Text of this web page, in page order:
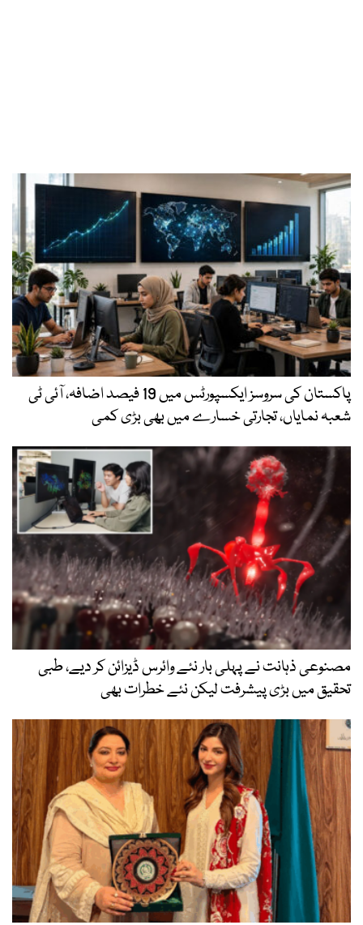
پاکستان کی سروسز ایکسپورٹس میں 19 فیصد اضافہ، آئی ٹی
شعبہ نمایاں، تجارتی خسارے میں بھی بڑی کمی
مصنوعی ذہانت نے پہلی بار نئے وائرس ڈیزائن کر دیے، طبی
تحقیق میں بڑی پیشرفت لیکن نئے خطرات بھی